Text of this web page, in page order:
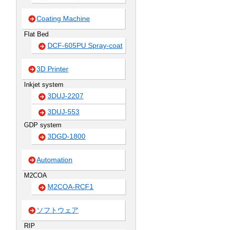
Coating Machine
Flat Bed
DCF-605PU Spray-coat
3D Printer
Inkjet system
3DUJ-2207
3DUJ-553
GDP system
3DGD-1800
Automation
M2COA
M2COA-RCF1
ソフトウェア
RIP